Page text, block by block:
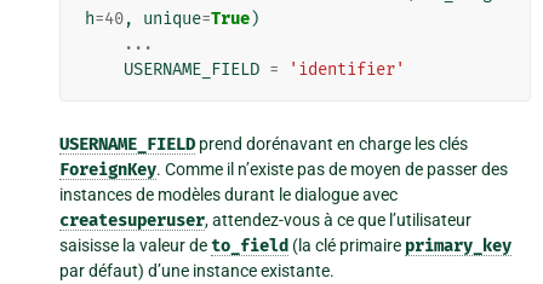
h=40, unique=True)
...
USERNAME_FIELD = 'identifier'
USERNAME_FIELD prend dorénavant en charge les clés
ForeignKey. Comme il n’existe pas de moyen de passer des
instances de modèles durant le dialogue avec
createsuperuser, attendez-vous à ce que l’utilisateur
saisisse la valeur deto_field (la clé primaire primary_key
par défaut) d’une instance existante.